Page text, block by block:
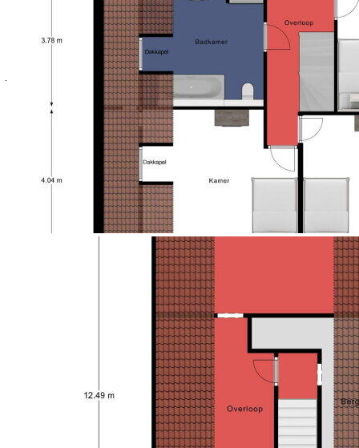
overzichtelijk. Rechts vind je de meterkast met maar
liefst 10 groepen en krachtstroom wat zowel praktisch
als toekomstbestendig is. De garderobe met
ingebouwde verlichting biedt een mooie plek om
jassen en schoenen netjes op te bergen.
(SLAAP)KAMER
Links van de hal ligt een verrassende extra kamer.
Slaapkamer, werkplek, speelkamer, chillruimte, hier
kun je werkelijk alle kanten op. Dankzij de twee
draaikiepramen en de tegelvloer met
vloerverwarming is dit een comfortabele, lichte plek
waar je direct ideeën voor krijgt.
KIJKJE IN DE KEUKEN
Rechtdoor voert de route je de keuken in: warm,
uitnodigend en tijdloos. Ondanks haar leeftijd oogt
deze keuken nog altijd verzorgd en stijlvol. De
combinatie van lichte hardhouten kastjes met het
donkere kunststof aanrechtblad geeft een rustige,
tijdloze uitstraling. Hier kook je op een vierpits
inductieplaat, gebruik je de combi-oven voor snelle
maaltijden en staan vaatwasser en koelkast al klaar
om het dagelijks leven makkelijker te maken. De vele
kastjes zorgen voor veel bergruimte. Aan de eettafel,
die hier moeiteloos een prominente plek krijgt,
geniet je van het uitzicht over de achtertuin. Door het
grote raam met elektrisch te bedienen zonnescreen
zit je hier comfortabel, in elk seizoen.